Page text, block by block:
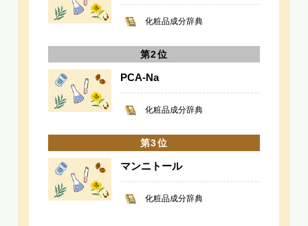
化粧品成分辞典
PCA-Na
化粧品成分辞典
マンニトール
化粧品成分辞典